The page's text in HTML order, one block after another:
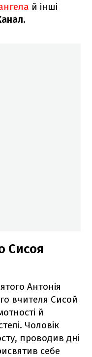
й інші
Сисоя
Антонія
вчителя Сисой
й
Чоловік
проводив дні
себе